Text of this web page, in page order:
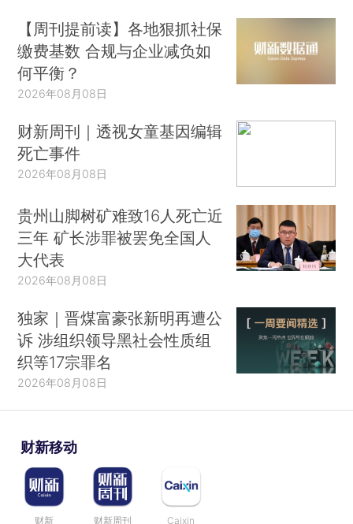
【周刊提前读】各地狠抓社保
缴费基数 合规与企业减负如
何平衡？
2026年08月08日
财新周刊｜透视女童基因编辑
死亡事件
2026年08月08日
贵州山脚树矿难致16人死亡近
三年 矿长涉罪被罢免全国人
大代表
2026年08月08日
独家｜晋煤富豪张新明再遭公
诉 涉组织领导黑社会性质组
织等17宗罪名
2026年08月08日
财新移动
财新 财新周刊 Caixin